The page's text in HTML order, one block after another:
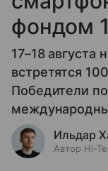
фондом
17–18
встретятся
Победители
Ильдар
Автор Hi-